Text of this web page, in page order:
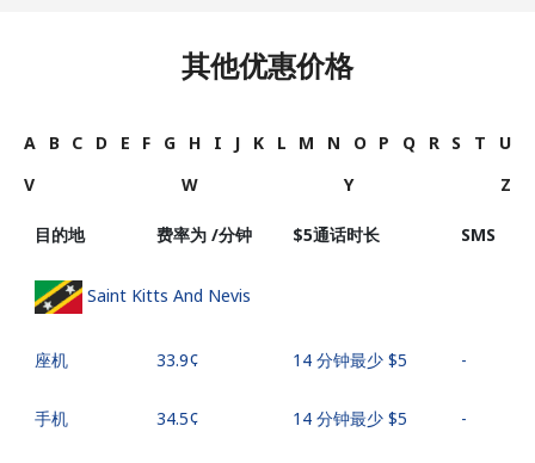
其他优惠价格
A B C D E F G H I J K L M N O P Q R S T
U
V
W Y Z
目的地 费率为 /分钟 ⁦$5⁩通话时长 SMS
Saint Kitts And Nevis
座机 ⁦33.9¢⁩ 14 分钟最少 ⁦$5⁩ -
手机 ⁦34.5¢⁩ 14 分钟最少 ⁦$5⁩ -